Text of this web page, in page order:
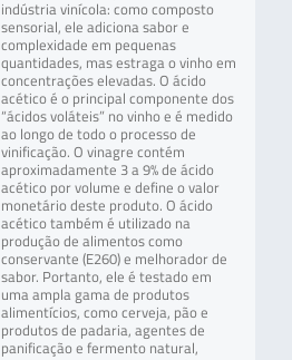
indústria vinícola: como composto
sensorial, ele adiciona sabor e
complexidade em pequenas
quantidades, mas estraga o vinho em
concentrações elevadas. O ácido
acético é o principal componente dos
“ácidos voláteis” no vinho e é medido
ao longo de todo o processo de
vinificação. O vinagre contém
aproximadamente 3 a 9% de ácido
acético por volume e define o valor
monetário deste produto. O ácido
acético também é utilizado na
produção de alimentos como
conservante (E260) e melhorador de
sabor. Portanto, ele é testado em
uma ampla gama de produtos
alimentícios, como cerveja, pão e
produtos de padaria, agentes de
panificação e fermento natural,